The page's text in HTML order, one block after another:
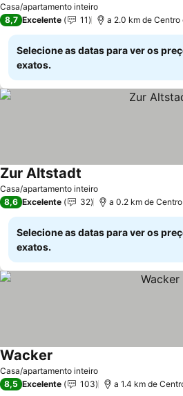
Casa/apartamento inteiro
Ver preços
8,7 Excelente 11 a 2.0 km de Centro
Selecione as datas para ver os
exatos.
Casa/apartamento inteiro
Zur Altstadt
8,6 Excelente 32 a 0.2 km de
Selecione as datas para ver os
exatos.
Casa/apartamento inteiro
Wacker
8,5 Excelente 103 a 1.4 km de